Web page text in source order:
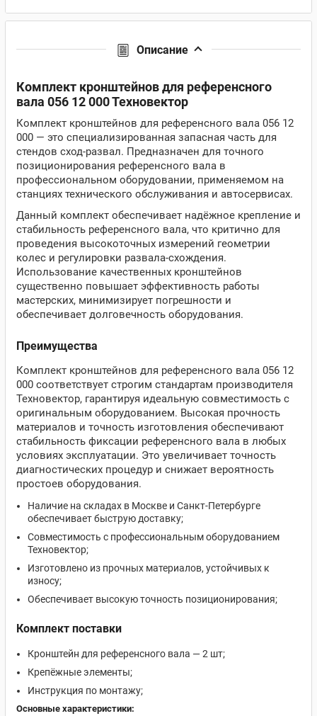
Описание
Комплект кронштейнов для референсного
вала 056 12 000 Техновектор
Комплект кронштейнов для референсного вала 056 12
000 — это специализированная запасная часть для
стендов сход-развал. Предназначен для точного
позиционирования референсного вала в
профессиональном оборудовании, применяемом на
станциях технического обслуживания и автосервисах.
Данный комплект обеспечивает надёжное крепление и
стабильность референсного вала, что критично для
проведения высокоточных измерений геометрии
колес и регулировки развала-схождения.
Использование качественных кронштейнов
существенно повышает эффективность работы
мастерских, минимизирует погрешности и
обеспечивает долговечность оборудования.
Преимущества
Комплект кронштейнов для референсного вала 056 12
000 соответствует строгим стандартам производителя
Техновектор, гарантируя идеальную совместимость с
оригинальным оборудованием. Высокая прочность
материалов и точность изготовления обеспечивают
стабильность фиксации референсного вала в любых
условиях эксплуатации. Это увеличивает точность
диагностических процедур и снижает вероятность
простоев оборудования.
Наличие на складах в Москве и Санкт-Петербурге
обеспечивает быструю доставку;
Совместимость с профессиональным оборудованием
Техновектор;
Изготовлено из прочных материалов, устойчивых к
износу;
Обеспечивает высокую точность позиционирования;
Комплект поставки
Кронштейн для референсного вала — 2 шт;
Крепёжные элементы;
Инструкция по монтажу;
Основные характеристики: